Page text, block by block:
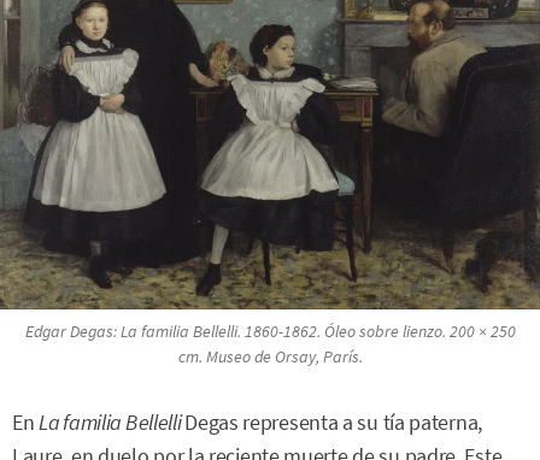
Edgar Degas:La familia Bellelli. 1860-1862. Óleo sobre lienzo. 200 × 250
cm. Museo de Orsay, París.
EnLa familia BellelliDegas representa a su tía paterna,